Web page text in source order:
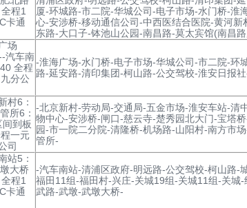
程1
卡通
厦-环城路-市二院-华城公司-电子市场-水门桥-淮
心-安涉桥-移动通信公司-中西医结合医院-黄河
东路-大口子-钵池山公园-南昌路-莫太宾馆(南昌
场
汽车南
全程
分公
-淮海广场-水门桥-电子市场-华城公司-市二院-环
路-延安路-清印集团-柯山路-公交驾校-淮安日报
村6：
所6：
到板
一元
司
-北京新村-劳动局-交通局-五金市场-淮安车站-清
物中心-安涉桥-闸口-慈云寺-楚秀园北大门-宝塔
园-市一院二分院-清隆桥-机场路-山阳村-南方市
管所-
站5：
大桥
程1
卡通
-汽车南站-清浦区政府-明远路-公交驾校-柯山路-
福田11组-福田村-兴庄-关城19组-关城11组-关城
武路-武墩-武墩大桥-